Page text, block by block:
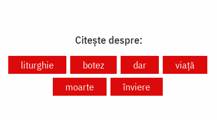
Citește despre:
liturghie botez dar
viață
moarte
înviere